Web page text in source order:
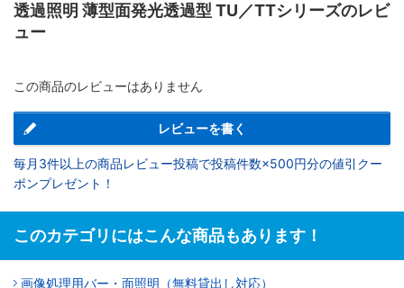
透過照明 薄型面発光透過型 TU／TTシリーズのレビ
ュー
この商品のレビューはありません
レビューを書く
毎月3件以上の商品レビュー投稿で投稿件数×500円分の値引クー
ポンプレゼント！
このカテゴリにはこんな商品もあります！
画像処理用バー・面照明（無料貸出し対応）